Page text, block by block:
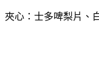
夾心：士多啤梨片、